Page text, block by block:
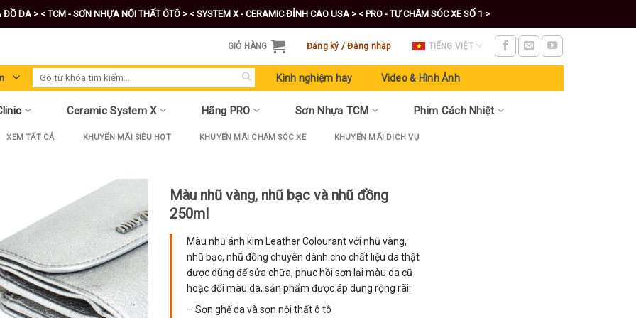
ĐỒ DA > < TCM - SƠN NHỰA NỘI THẤT ÔTÔ > < SYSTEM X - CERAMIC ĐỈNH CAO USA > < PRO - TỰ CHĂM SÓC XE SỐ 1 >
GIỎ HÀNG Đăng ký / Đăng nhập TIẾNG VIỆT
Tìm
kiếm:
Kinh nghiệm hay Video & Hình Ảnh
Ceramic System X Hãng PRO Sơn Nhựa TCM Phim Cách Nhiệt
XEM TẤT CẢ KHUYẾN MÃI SIÊU HOT KHUYẾN MÃI CHĂM SÓC XE KHUYẾN MÃI DỊCH VỤ
Màu nhũ vàng, nhũ bạc và nhũ đồng
250ml
Màu nhũ ánh kim Leather Colourant với nhũ vàng,
nhũ bạc, nhũ đồng chuyên dành cho chất liệu da thật
được dùng để sửa chữa, phục hồi sơn lại màu da cũ
hoặc đổi màu da, sản phẩm được áp dụng rộng rãi:
– Sơn ghế da và sơn nội thất ô tô